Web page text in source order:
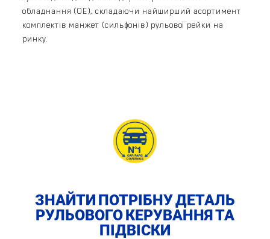
обладнання (OE), складаючи найширший асортимент
комплектів манжет (сильфонів) рульової рейки на
ринку.
ЗНАЙТИ ПОТРІБНУ ДЕТАЛЬ
РУЛЬОВОГО КЕРУВАННЯ ТА
ПІДВІСКИ